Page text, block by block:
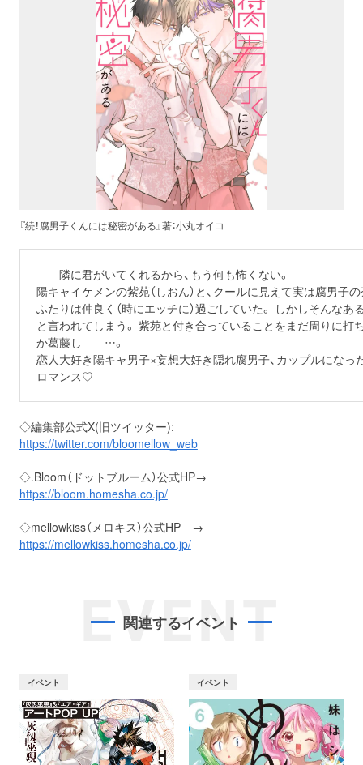
『続！腐男子くんには秘密がある』著：小丸オイコ
――隣に君がいてくれるから、もう何も怖くない。
陽キャイケメンの紫苑（しおん）と、クールに見えて実は腐男子
ふたりは仲良く（時にエッチに）過ごしていた。 しかしそんなあ
と言われてしまう。 紫苑と付き合っていることをまだ周りに打
か葛藤し――…。
恋人大好き陽キャ男子×妄想大好き隠れ腐男子、カップルになっ
ロマンス♡
◇編集部公式X(旧ツイッター):
https://twitter.com/bloomellow_web
◇.Bloom（ドットブルーム）公式HP→
https://bloom.homesha.co.jp/
◇mellowkiss（メロキス）公式HP →
https://mellowkiss.homesha.co.jp/
EVENT
関連するイベント
イベント イベント